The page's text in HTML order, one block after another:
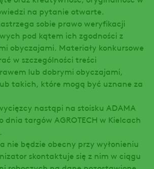
na pytanie otwarte.
sobie prawo weryfikacji
pod kątem ich zgodności z
obyczajami. Materiały konkursowe
w szczególności treści
lub dobrymi obyczajami,
takich, które mogą być uznane za
nastąpi na stoisku ADAMA
dnia targów AGROTECH w Kielcach
nie będzie obecny przy wyłonieniu
skontaktuje się z nim w ciągu